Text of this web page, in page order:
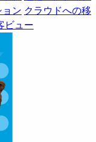
ン クラウドへの移
ビュー